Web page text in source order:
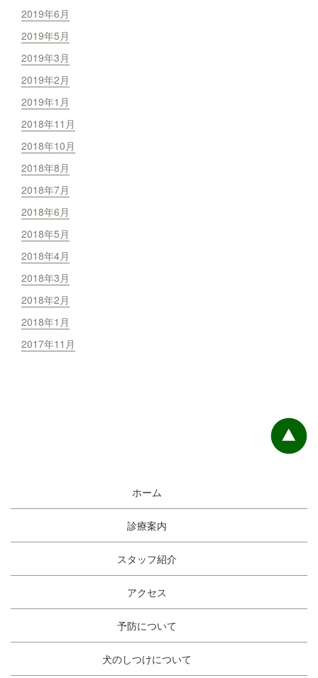
2019年6月
2019年5月
2019年3月
2019年2月
2019年1月
2018年11月
2018年10月
2018年8月
2018年7月
2018年6月
2018年5月
2018年4月
2018年3月
2018年2月
2018年1月
2017年11月
ホーム
診療案内
スタッフ紹介
アクセス
予防について
犬のしつけについて